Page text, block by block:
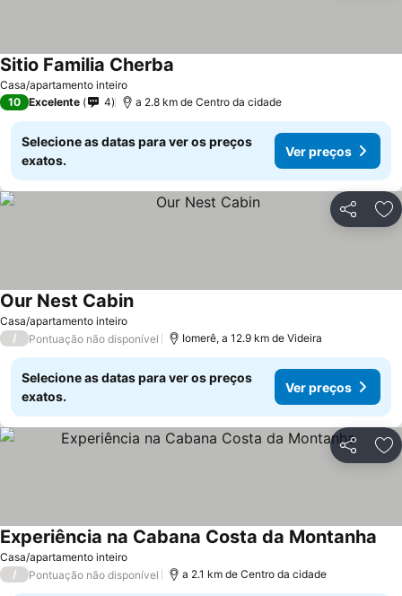
Casa/apartamento inteiro
Sitio Familia Cherba
10 Excelente 4 a 2.8 km de Centro da cidade
Selecione as datas para ver os preços
exatos.
Ver preços
Partilhar
Casa/apartamento inteiro
Our Nest CabinVer preços
/ Pontuação não disponível Iomerê, a 12.9 km de Videira
Selecione as datas para ver os preços
exatos.
Ver preços
Partilhar
Casa/apartamento inteiro
Experiência na Cabana Costa da Montanha
/ Pontuação não disponível a 2.1 km de Centro da cidade